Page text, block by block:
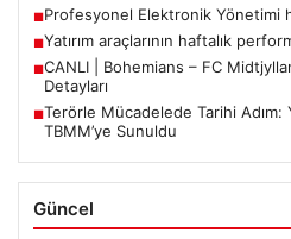
■Profesyonel Elektronik Yönetimi
■Yatırım araçlarının haftalık
■CANLI | Bohemians – FC
Detayları
■Terörle Mücadelede Tarihi Adım:
TBMM’ye Sunuldu
Güncel